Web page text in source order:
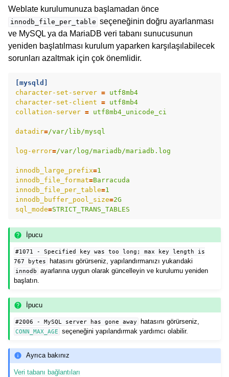
Weblate kurulumunuza başlamadan önce
innodb_file_per_table seçeneğinin doğru ayarlanması
ve MySQL ya da MariaDB veri tabanı sunucusunun
yeniden başlatılması kurulum yaparken karşılaşılabilecek
sorunları azaltmak için çok önemlidir.
[mysqld]
character-set-server = utf8mb4
character-set-client = utf8mb4
collation-server = utf8mb4_unicode_ci
datadir=/var/lib/mysql
log-error=/var/log/mariadb/mariadb.log
innodb_large_prefix=1
innodb_file_format=Barracuda
innodb_file_per_table=1
innodb_buffer_pool_size=2G
sql_mode=STRICT_TRANS_TABLES
İpucu
#1071 - Specified key was too long; max key length
is
767
bytes hatasını görürseniz, yapılandırmanızı yukarıdaki
innodb
ayarlarına uygun olarak güncelleyin ve kurulumu yeniden
başlatın.
İpucu
#2006 - MySQL server has gone away hatasını görürseniz,
CONN_MAX_AGE seçeneğini yapılandırmak yardımcı olabilir.
Ayrıca bakınız
Veri tabanı bağlantıları